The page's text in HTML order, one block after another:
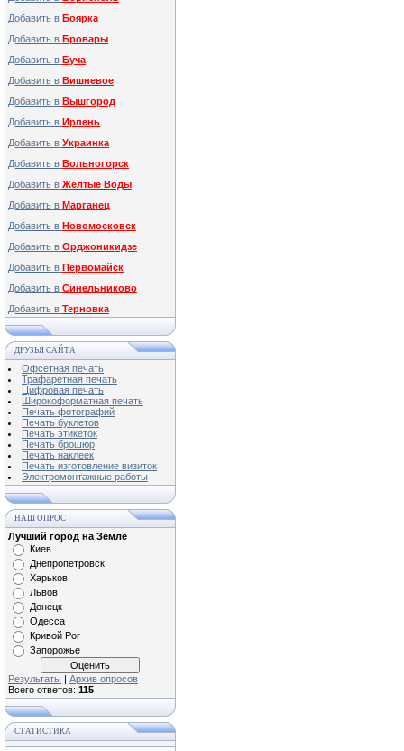
Добавить в Боярка
Добавить в Бровары
Добавить в Буча
Добавить в Вишневое
Добавить в Вышгород
Добавить в Ирпень
Добавить в Украинка
Добавить в Вольногорск
Добавить в Желтые Воды
Добавить в Марганец
Добавить в Новомосковск
Добавить в Орджоникидзе
Добавить в Первомайск
Добавить в Синельниково
Добавить в Терновка
ДРУЗЬЯ САЙТА
Офсетная печать
Трафаретная печать
Цифровая печать
Широкоформатная печать
Печать фотографий
Печать буклетов
Печать этикеток
Печать брошюр
Печать наклеек
Печать изготовление визиток
Электромонтажные работы
НАШ ОПРОС
Лучший город на Земле
Киев
Днепропетровск
Харьков
Львов
Донецк
Одесса
Кривой Рог
Запорожье
Результаты | Архив опросов
Всего ответов: 115
СТАТИСТИКА